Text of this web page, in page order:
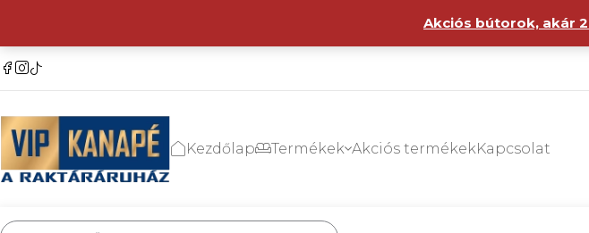
Akciós bútorok, akár
Kezdőlap Termékek Akciós termékekKapcsolat